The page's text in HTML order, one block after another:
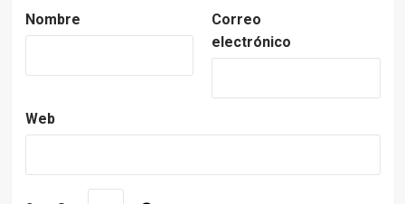
Nombre
Correo
electrónico
Web